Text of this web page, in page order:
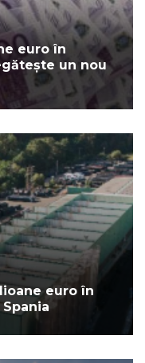
euro în
un nou
euro în